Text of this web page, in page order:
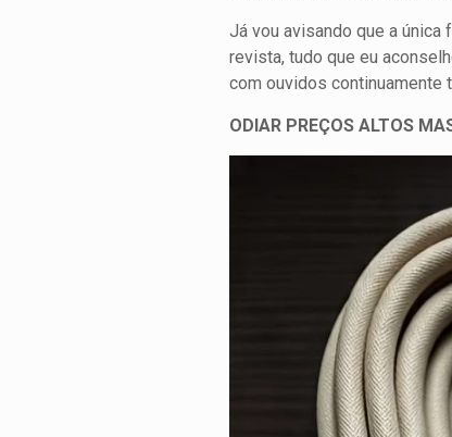
Já vou avisando que a
revista, tudo que eu
com ouvidos continuamente
ODIAR PREÇOS ALTOS